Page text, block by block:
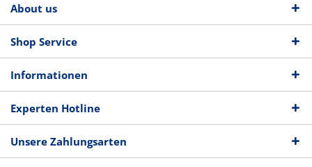
About us
Shop Service
Informationen
Experten Hotline
Unsere Zahlungsarten